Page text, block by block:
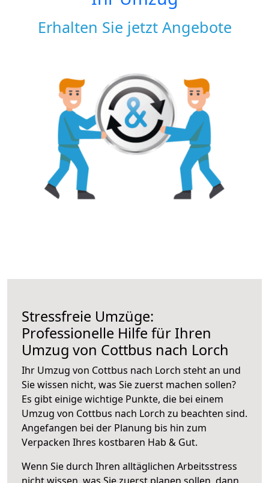
Erhalten Sie jetzt Angebote
Stressfreie Umzüge:
Professionelle Hilfe für Ihren
Umzug von Cottbus nach Lorch
Ihr Umzug von Cottbus nach Lorch steht an und
Sie wissen nicht, was Sie zuerst machen sollen?
Es gibt einige wichtige Punkte, die bei einem
Umzug von Cottbus nach Lorch zu beachten sind.
Angefangen bei der Planung bis hin zum
Verpacken Ihres kostbaren Hab & Gut.
Wenn Sie durch Ihren alltäglichen Arbeitsstress